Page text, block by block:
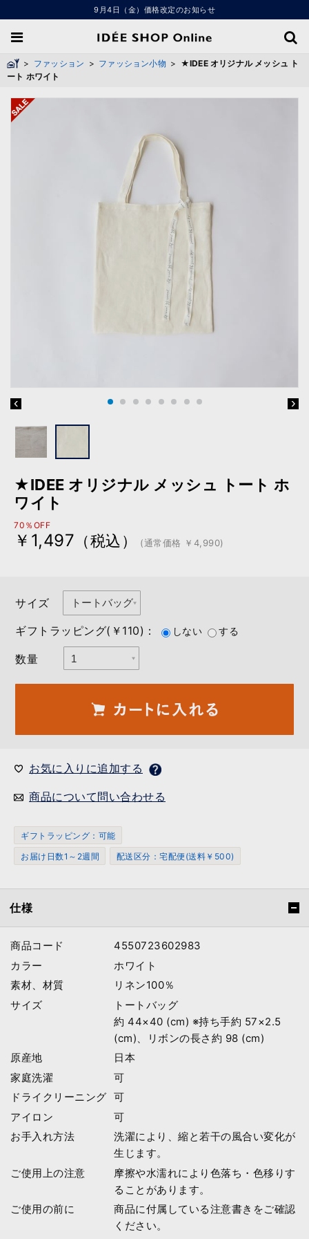
9月4日（金）価格改定のお知らせ
> ファッション > ファッション小物 > ★IDEE オリジナル メッシュ ト
ート ホワイト
★IDEE オリジナル メッシュ トート ホ
ワイト
70％OFF
￥1,497 （税込） (通常価格 ￥4,990)
サイズ
ギフトラッピング(￥110)：
しない する
数量
お気に入りに追加する
商品について問い合わせる
ギフトラッピング：可能
お届け日数1～2週間
配送区分：宅配便(送料￥500)
仕様
商品コード
4550723602983
カラー
ホワイト
素材、材質
リネン100％
サイズ
トートバッグ
約 44×40 (cm) ※持ち手約 57×2.5
(cm)、リボンの長さ約 98 (cm)
原産地
日本
家庭洗濯
可
ドライクリーニング
可
アイロン
可
お手入れ方法
洗濯により、縮と若干の風合い変化が
生じます。
ご使用上の注意
摩擦や水濡れにより色落ち・色移りす
ることがあります。
ご使用の前に
商品に付属している注意書きをご確認
ください。